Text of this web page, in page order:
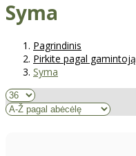
Syma
Pagrindinis
Pirkite pagal gamintoją
Syma